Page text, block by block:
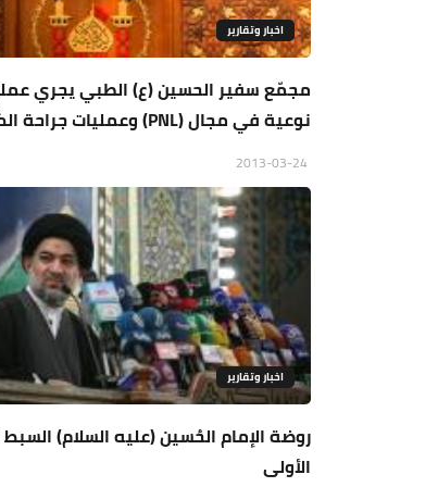
اخبار وتقارير
مجمّع سفير الحسين (ع) الطبي يجري
نوعية في مجال (PNL) وعمليات جراحة الكُلى
اخبار وتقارير
روضة الإمام الحُسين (عليه السلام) السبط
الأولى